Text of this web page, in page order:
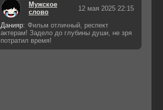
Мужское
слово
12 мая 2025 22:15
Данияр: Фильм отличный, респект
актерам! Задело до глубины души, не зря
потратил время!